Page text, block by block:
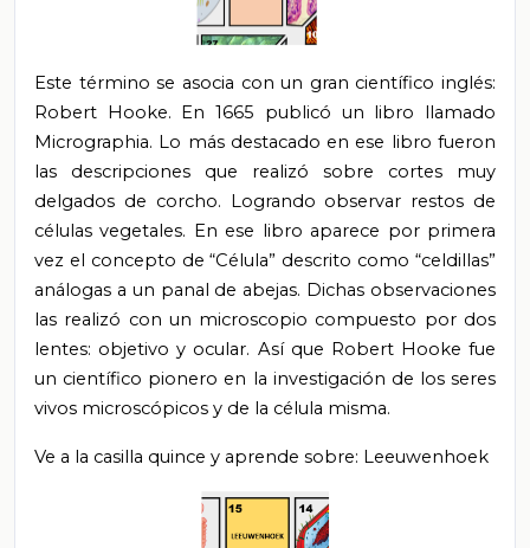
Este término se asocia con un gran científico inglés:
Robert Hooke. En 1665 publicó un libro llamado
Micrographia. Lo más destacado en ese libro fueron
las descripciones que realizó sobre cortes muy
delgados de corcho. Logrando observar restos de
células vegetales. En ese libro aparece por primera
vez el concepto de “Célula” descrito como “celdillas”
análogas a un panal de abejas. Dichas observaciones
las realizó con un microscopio compuesto por dos
lentes: objetivo y ocular. Así que Robert Hooke fue
un científico pionero en la investigación de los seres
vivos microscópicos y de la célula misma.
Ve a la casilla quince y aprende sobre: Leeuwenhoek